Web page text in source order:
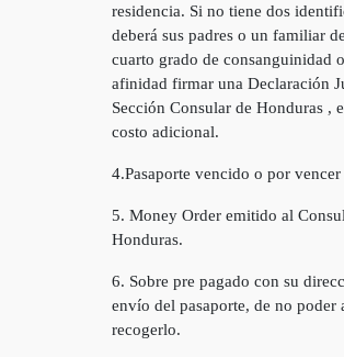
residencia. Si no tiene dos
deberá sus padres o un familiar
cuarto grado de consanguinidad
afinidad firmar una Declaración
Sección Consular de Honduras ,
costo adicional.
4.Pasaporte vencido o por vencer
5. Money Order emitido al
Honduras.
6. Sobre pre pagado con su
envío del pasaporte, de no poder
recogerlo.